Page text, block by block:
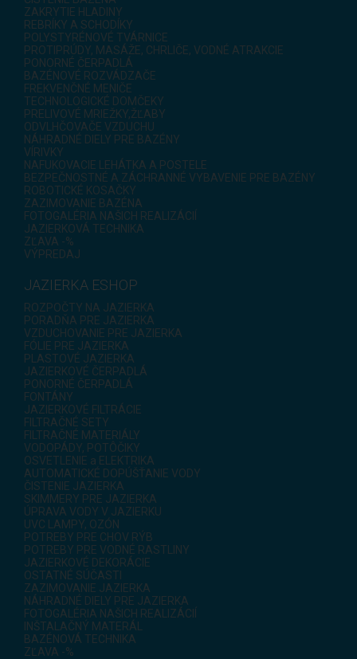
ZAKRYTIE HLADINY
REBRÍKY A SCHODÍKY
POLYSTYRÉNOVÉ TVÁRNICE
PROTIPRÚDY, MASÁŽE, CHRLIČE, VODNÉ ATRAKCIE
PONORNÉ ČERPADLÁ
BAZÉNOVÉ ROZVÁDZAČE
FREKVENČNÉ MENIČE
TECHNOLOGICKÉ DOMČEKY
PRELIVOVÉ MRIEŽKY,ŽĽABY
ODVLHČOVAČE VZDUCHU
NÁHRADNÉ DIELY PRE BAZÉNY
VÍRIVKY
NAFUKOVACIE LEHÁTKA A POSTELE
BEZPEČNOSTNÉ A ZÁCHRANNÉ VYBAVENIE PRE BAZÉNY
ROBOTICKÉ KOSAČKY
ZAZIMOVANIE BAZÉNA
FOTOGALÉRIA NAŠICH REALIZÁCIÍ
JAZIERKOVÁ TECHNIKA
ZĽAVA -%
VÝPREDAJ
JAZIERKA ESHOP
ROZPOČTY NA JAZIERKA
PORADŇA PRE JAZIERKA
VZDUCHOVANIE PRE JAZIERKA
FÓLIE PRE JAZIERKA
PLASTOVÉ JAZIERKA
JAZIERKOVÉ ČERPADLÁ
PONORNÉ ČERPADLÁ
FONTÁNY
JAZIERKOVÉ FILTRÁCIE
FILTRAČNÉ SETY
FILTRAČNÉ MATERIÁLY
VODOPÁDY, POTÔČIKY
OSVETLENIE a ELEKTRIKA
AUTOMATICKÉ DOPÚŠŤANIE VODY
ČISTENIE JAZIERKA
SKIMMERY PRE JAZIERKA
ÚPRAVA VODY V JAZIERKU
UVC LAMPY, OZÓN
POTREBY PRE CHOV RÝB
POTREBY PRE VODNÉ RASTLINY
JAZIERKOVÉ DEKORÁCIE
OSTATNÉ SÚČASTI
ZAZIMOVANIE JAZIERKA
NÁHRADNÉ DIELY PRE JAZIERKA
FOTOGALÉRIA NAŠICH REALIZÁCIÍ
INŠTALAČNÝ MATERÁL
BAZÉNOVÁ TECHNIKA
ZĽAVA -%